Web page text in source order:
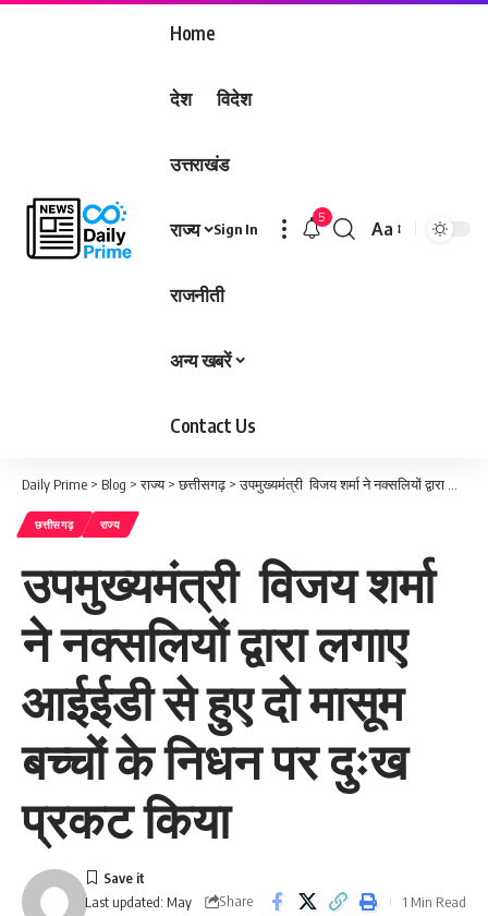
Home
देश विदेश
उत्तराखंड
राज्य
राजनीती
अन्य खबरें
Contact Us
Sign In
5
Font
Aa
Daily Prime > Blog >राज्य>छत्तीसगढ़>उपमुख्यमंत्री विजय शर्मा ने नक्सलियों द्वारा लगाए आईईडी से हुए दो मासूम बच्चों के निधन पर दुःख प्रकट किया
छत्तीसगढ़ राज्य
उपमुख्यमंत्री विजय शर्मा
ने नक्सलियों द्वारा लगाए
आईईडी से हुए दो मासूम
बच्चों के निधन पर दुःख
प्रकट किया
Last updated: May
Share 1 Min Read